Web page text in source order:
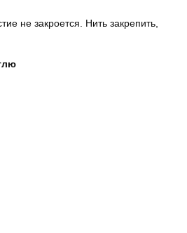
не закроется. Нить закрепить,